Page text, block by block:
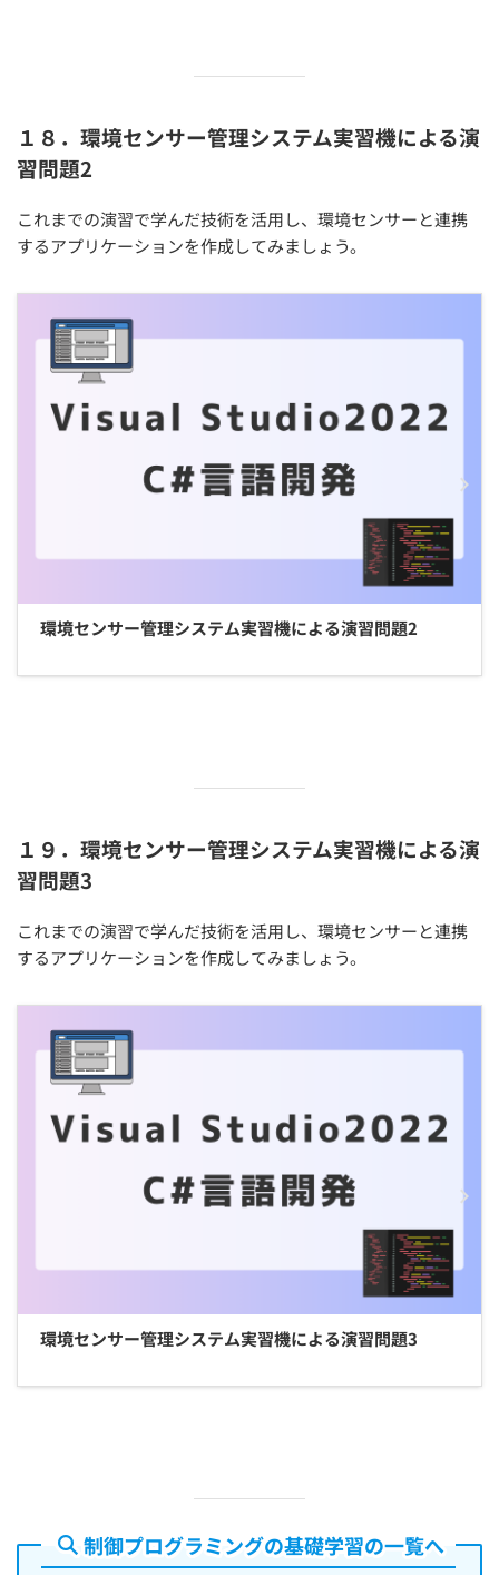
１８．環境センサー管理システム実習機による演
習問題2
これまでの演習で学んだ技術を活用し、環境センサーと連携
するアプリケーションを作成してみましょう。
環境センサー管理システム実習機による演習問題2
１９．環境センサー管理システム実習機による演
習問題3
これまでの演習で学んだ技術を活用し、環境センサーと連携
するアプリケーションを作成してみましょう。
環境センサー管理システム実習機による演習問題3
制御プログラミングの基礎学習の一覧へ